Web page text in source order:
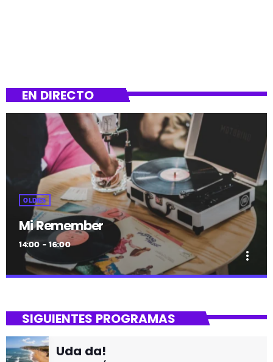
EN DIRECTO
OLDIES
Mi Remember
14:00 - 16:00
more_vert
Las décadas de lo 50, 60. 70 y 80 los medios días y
comienzo de tarde de los fines de semana, de 2 a 4.
¡Disfruta!
SIGUIENTES PROGRAMAS
Uda da!